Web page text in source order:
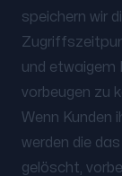
speichern wir
und etwaigem
vorbeugen zu
Wenn Kunden
werden die
gelöscht,